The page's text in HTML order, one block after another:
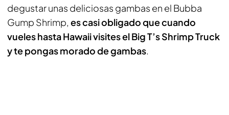
degustar unas deliciosas gambas en el Bubba
Gump Shrimp, es casi obligado que cuando
vueles hasta Hawaii visites el Big T’s Shrimp Truck
y te pongas morado de gambas.